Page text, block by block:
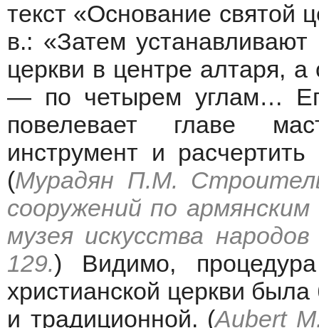
текст «Основание святой
в.: «Затем
церкви в центре алтаря,
— по четырем углам…
повелевает главе
инструмент и
(Мурадян П.М.
сооружений по
музея искусства
129.) Видимо,
христианской церкви
и традиционной. (Aubert